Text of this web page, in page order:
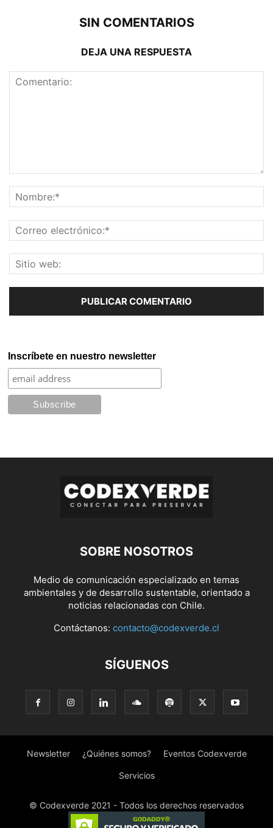
SIN COMENTARIOS
DEJA UNA RESPUESTA
Inscríbete en nuestro newsletter
SOBRE NOSOTROS
Medio de comunicación especializado en temas
ambientales y de desarrollo sustentable, orientado a
noticias relacionadas con Chile.
Contáctanos: contacto@codexverde.cl
SÍGUENOS
Newsletter ¿Quiénes somos? Eventos Codexverde
Servicios
© Codexverde 2021 - Todos los derechos reservados